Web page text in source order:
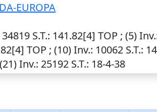
EUROPA
34819 S.T.: 141.82[4] TOP ; (5)Inv.
TOP ; (10)Inv.: 10062 S.T.:
Inv.: 25192 S.T.: 18-4-38